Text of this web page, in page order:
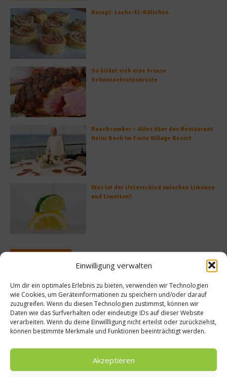
Einwilligung verwalten
Um dir ein optimales Erlebnis zu bieten, verwenden wir Technologien
wie Cookies, um Geräteinformationen zu speichern und/oder darauf
zuzugreifen. Wenn du diesen Technologien zustimmst, können wir
Daten wie das Surfverhalten oder eindeutige IDs auf dieser Website
verarbeiten. Wenn du deine Einwillligung nicht erteilst oder zurückziehst,
können bestimmte Merkmale und Funktionen beeinträchtigt werden.
Akzeptieren
Rezept: Lachs-Ei-Röllchen
So bildet sich eine krosse
Schweinebratenkruste
Beachcomber – Alles über das Restaurant
Heinz Beck im Forte Village Resort
Was ist der Unterschied zwischen Limonen
und Limetten?
Guide
News
Einsatz von
der
reduziert
1. März 2013